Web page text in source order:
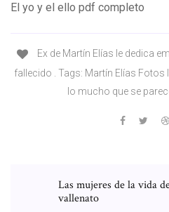
El yo y el ello pdf completo
Ex de Martín Elías le dedica
fallecido . Tags: Martín Elías
lo mucho que se
Las mujeres de la vida
vallenato